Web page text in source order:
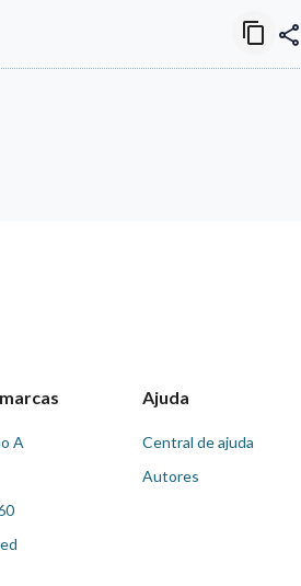
A
Ajuda
Central de ajuda
Autores